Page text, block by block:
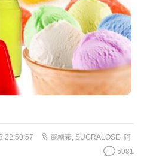
22:50:57 蔗糖素, SUCRALOSE, 阿
5981